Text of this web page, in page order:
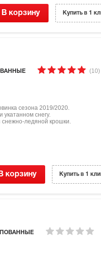
В корзину Купить в 1
(10)
сезона 2019/2020.
укатанном снегу.
снежно-ледяной крошки.
В корзину Купить в 1